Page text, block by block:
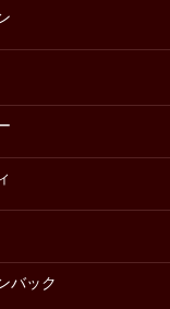
バック